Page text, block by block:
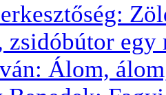
zsidóbútor
Álom,